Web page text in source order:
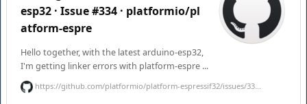
esp32 · Issue #334 · platformio/pl
atform-espre
Hello together, with the latest arduino-esp32,
I'm getting linker errors with platform-espre ...
https://github.com/platformio/platform-espressif32/issues/33...